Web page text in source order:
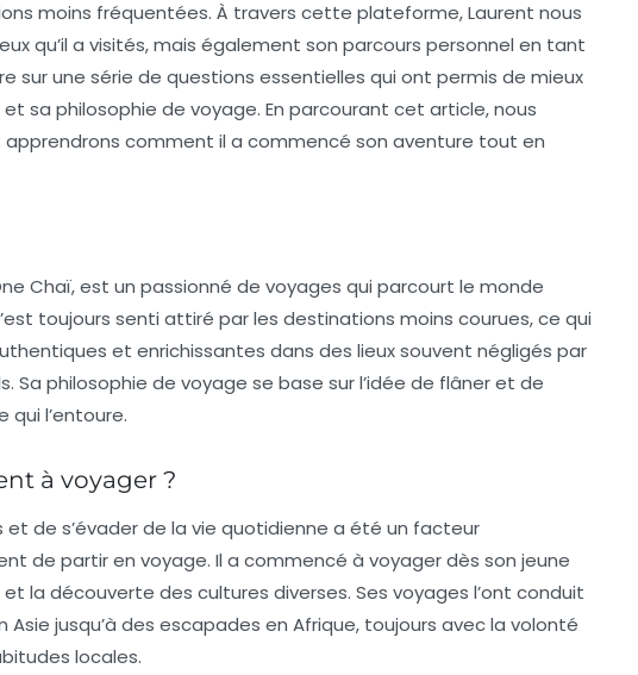
moins fréquentées. À travers cette plateforme, Laurent nous
qu’il a visités, mais également son parcours personnel en tant
sur une série de questions essentielles qui ont permis de mieux
sa philosophie de voyage. En parcourant cet article, nous
apprendrons comment il a commencé son aventure tout en
Chaï, est un passionné de voyages qui parcourt le monde
toujours senti attiré par les destinations moins courues, ce qui
et enrichissantes dans des lieux souvent négligés par
Sa philosophie de voyage se base sur l’idée de flâner et de
qui l’entoure.
à voyager ?
et de s’évader de la vie quotidienne a été un facteur
de partir en voyage. Il a commencé à voyager dès son jeune
et la découverte des cultures diverses. Ses voyages l’ont conduit
Asie jusqu’à des escapades en Afrique, toujours avec la volonté
locales.